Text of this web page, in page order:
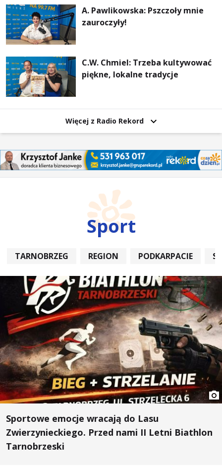
najważniejsza
A. Pawlikowska: Pszczoły mnie
zauroczyły!
C.W. Chmiel: Trzeba kultywować
piękne, lokalne tradycje
Więcej z Radio Rekord
Sport
TARNOBRZEG REGION PODKARPACIE
Sportowe emocje wracają do Lasu
Zwierzynieckiego. Przed nami II Letni Biathlon
Tarnobrzeski